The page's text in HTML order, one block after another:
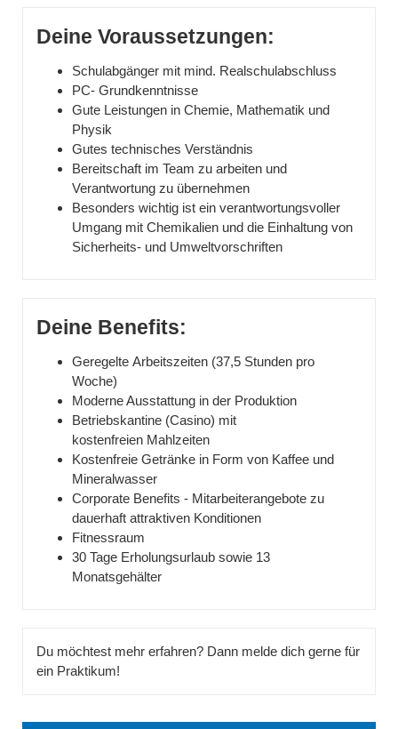
Deine Voraussetzungen:
Schulabgänger mit mind. Realschulabschluss
PC- Grundkenntnisse
Gute Leistungen in Chemie, Mathematik und
Physik
Gutes technisches Verständnis
Bereitschaft im Team zu arbeiten und
Verantwortung zu übernehmen
Besonders wichtig ist ein verantwortungsvoller
Umgang mit Chemikalien und die Einhaltung von
Sicherheits- und Umweltvorschriften
Deine Benefits:
Geregelte Arbeitszeiten (37,5 Stunden pro
Woche)
Moderne Ausstattung in der Produktion
Betriebskantine (Casino) mit
kostenfreien Mahlzeiten
Kostenfreie Getränke in Form von Kaffee und
Mineralwasser
Corporate Benefits - Mitarbeiterangebote zu
dauerhaft attraktiven Konditionen
Fitnessraum
30 Tage Erholungsurlaub sowie 13
Monatsgehälter
Du möchtest mehr erfahren? Dann melde dich gerne für
ein Praktikum!